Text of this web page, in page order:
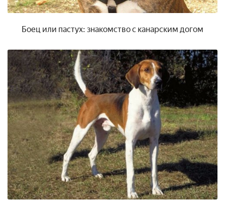
Боец или пастух: знакомство с канарским догом